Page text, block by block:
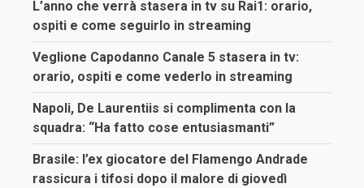
L’anno che verrà stasera in tv su Rai1: orario,
ospiti e come seguirlo in streaming
Veglione Capodanno Canale 5 stasera in tv:
orario, ospiti e come vederlo in streaming
Napoli, De Laurentiis si complimenta con la
squadra: “Ha fatto cose entusiasmanti”
Brasile: l’ex giocatore del Flamengo Andrade
rassicura i tifosi dopo il malore di giovedì